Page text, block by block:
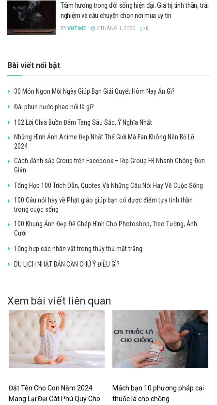
Trầm hương trong đời sống hiện đại: Giá trị tinh thần, trải
nghiệm và câu chuyện chọn nơi mua uy tín
BYVNTIME 6 THÁNG 1, 2026 0
Bài viết nổi bật
30 Món Ngon Mỗi Ngày Giúp Bạn Giải Quyết Hôm Nay Ăn Gì?
Đài phun nước phao nổi là gì?
102 Lời Chia Buồn Đám Tang Sâu Sắc, Ý Nghĩa Nhất
Những Hình Ảnh Anime Đẹp Nhất Thế Giới Mà Fan Không Nên Bỏ Lỡ
2024
Cách đánh sập Group trên Facebook – Rip Group FB Nhanh Chóng Đơn
Giản
Tổng Hợp 100 Trích Dẫn, Quotes Và Những Câu Nói Hay Về Cuộc Sống
100 Câu nói hay về Phật giáo giúp bạn có được điểm tựa tinh thần
trong cuộc sống
100 Khung Ảnh Đẹp Để Ghép Hình Cho Photoshop, Treo Tường, Ảnh
Cưới
Tổng hợp các nhân vật trong thủy thủ mặt trăng
DU LỊCH NHẬT BẢN CẦN CHÚ Ý ĐIỀU GÌ?
Xem bài viết liên quan
Đặt Tên Cho Con Năm 2024
Mang Lại Đại Cát Phú Quý Cho
Mách bạn 10 phương pháp cai
thuốc lá cho chồng